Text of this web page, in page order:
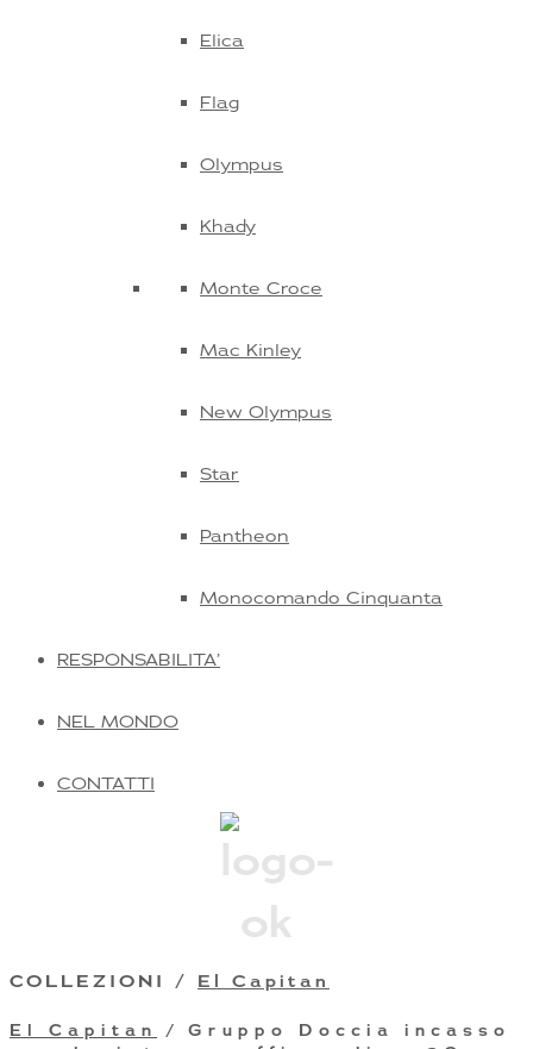
Elica
Flag
Olympus
Khady
Monte Croce
Mac Kinley
New Olympus
Star
Pantheon
Monocomando Cinquanta
RESPONSABILITA’
NEL MONDO
CONTATTI
COLLEZIONI / El Capitan
El Capitan
/ Gruppo Doccia incasso